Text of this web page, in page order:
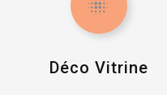
Déco Vitrine